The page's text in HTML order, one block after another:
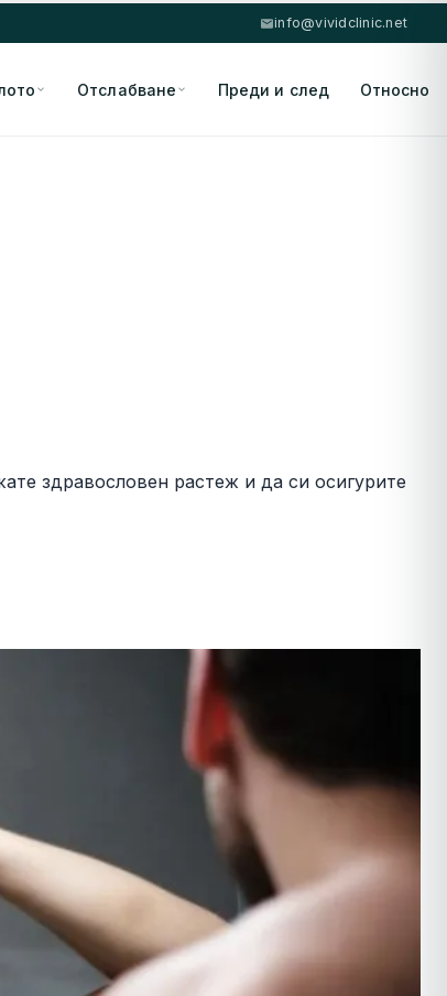
info@vividclinic.net
Отслабване Преди и след Относно
здравословен растеж и да си осигурите